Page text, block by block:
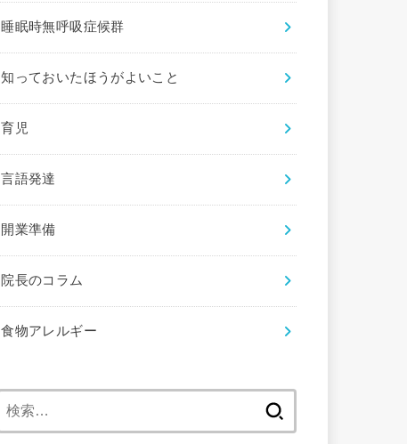
睡眠時無呼吸症候群
知っておいたほうがよいこと
育児
言語発達
開業準備
院長のコラム
食物アレルギー